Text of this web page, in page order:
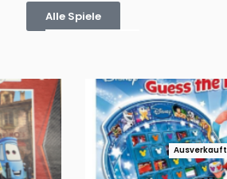
Alle Spiele
Ausverkauft